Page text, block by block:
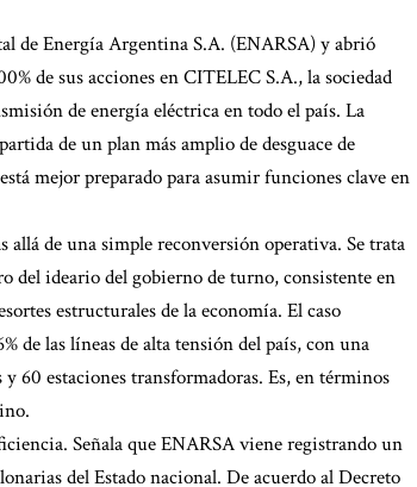
de Energía Argentina S.A. (ENARSA) y abrió
de sus acciones en CITELEC S.A., la sociedad
de energía eléctrica en todo el país. La
de un plan más amplio de desguace de
mejor preparado para asumir funciones clave en
allá de una simple reconversión operativa. Se trata
del ideario del gobierno de turno, consistente en
estructurales de la economía. El caso
de las líneas de alta tensión del país, con una
60 estaciones transformadoras. Es, en términos
Señala que ENARSA viene registrando un
del Estado nacional. De acuerdo al Decreto